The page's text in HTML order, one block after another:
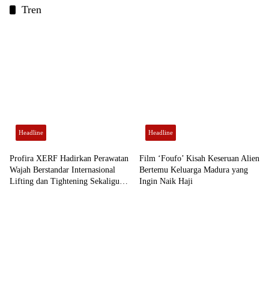
Tren
Headline
Profira XERF Hadirkan Perawatan
Wajah Berstandar Internasional
Lifting dan Tightening Sekaligus
Headline
Film ‘Foufo’ Kisah Keseruan Alien
Bertemu Keluarga Madura yang
Ingin Naik Haji